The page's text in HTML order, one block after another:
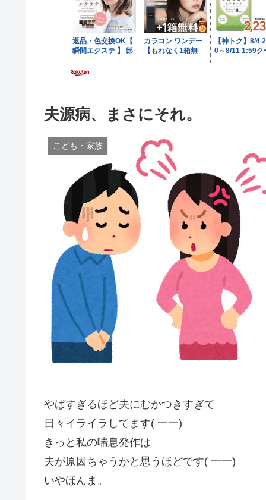
夫源病、まさにそれ。
こども・家族
やばすぎるほど夫にむかつきすぎて
日々イライラしてます( 一一)
きっと私の喘息発作は
夫が原因ちゃうかと思うほどです( 一一)
いやほんま。